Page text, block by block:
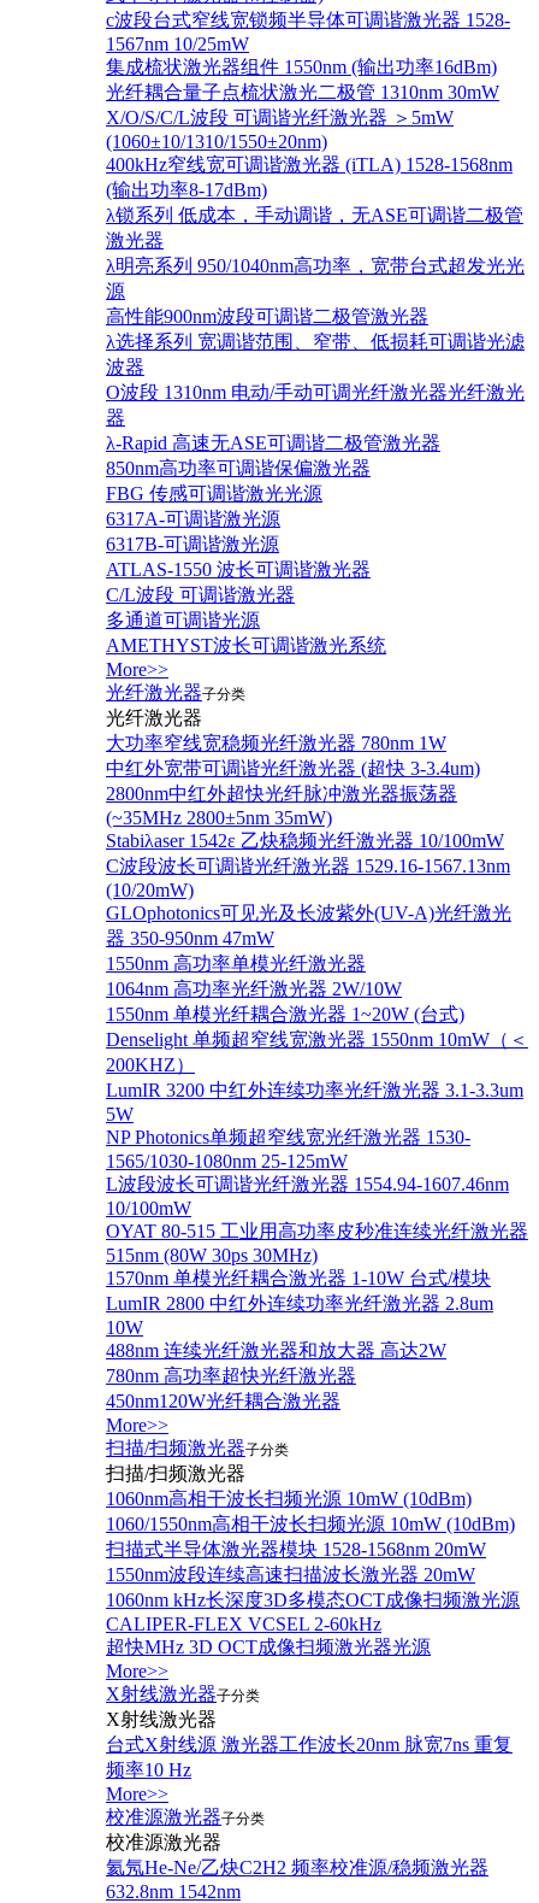
c波段台式窄线宽锁频半导体可调谐激光器 1528-
1567nm 10/25mW
集成梳状激光器组件 1550nm (输出功率16dBm)
光纤耦合量子点梳状激光二极管 1310nm 30mW
X/O/S/C/L波段 可调谐光纤激光器 ＞5mW
(1060±10/1310/1550±20nm)
400kHz窄线宽可调谐激光器 (iTLA) 1528-1568nm
(输出功率8-17dBm)
λ锁系列 低成本，手动调谐，无ASE可调谐二极管
激光器
λ明亮系列 950/1040nm高功率，宽带台式超发光光
源
高性能900nm波段可调谐二极管激光器
λ选择系列 宽调谐范围、窄带、低损耗可调谐光滤
波器
O波段 1310nm 电动/手动可调光纤激光器光纤激光
器
λ-Rapid 高速无ASE可调谐二极管激光器
850nm高功率可调谐保偏激光器
FBG 传感可调谐激光光源
6317A-可调谐激光源
6317B-可调谐激光源
ATLAS-1550 波长可调谐激光器
C/L波段 可调谐激光器
多通道可调谐光源
AMETHYST波长可调谐激光系统
More>>
光纤激光器子分类
光纤激光器
大功率窄线宽稳频光纤激光器 780nm 1W
中红外宽带可调谐光纤激光器 (超快 3-3.4um)
2800nm中红外超快光纤脉冲激光器振荡器
(~35MHz 2800±5nm 35mW)
Stabiλaser 1542ε 乙炔稳频光纤激光器 10/100mW
C波段波长可调谐光纤激光器 1529.16-1567.13nm
(10/20mW)
GLOphotonics可见光及长波紫外(UV-A)光纤激光
器 350-950nm 47mW
1550nm 高功率单模光纤激光器
1064nm 高功率光纤激光器 2W/10W
1550nm 单模光纤耦合激光器 1~20W (台式)
Denselight 单频超窄线宽激光器 1550nm 10mW（＜
200KHZ）
LumIR 3200 中红外连续功率光纤激光器 3.1-3.3um
5W
NP Photonics单频超窄线宽光纤激光器 1530-
1565/1030-1080nm 25-125mW
L波段波长可调谐光纤激光器 1554.94-1607.46nm
10/100mW
OYAT 80-515 工业用高功率皮秒准连续光纤激光器
515nm (80W 30ps 30MHz)
1570nm 单模光纤耦合激光器 1-10W 台式/模块
LumIR 2800 中红外连续功率光纤激光器 2.8um
10W
488nm 连续光纤激光器和放大器 高达2W
780nm 高功率超快光纤激光器
450nm120W光纤耦合激光器
More>>
扫描/扫频激光器子分类
扫描/扫频激光器
1060nm高相干波长扫频光源 10mW (10dBm)
1060/1550nm高相干波长扫频光源 10mW (10dBm)
扫描式半导体激光器模块 1528-1568nm 20mW
1550nm波段连续高速扫描波长激光器 20mW
1060nm kHz长深度3D多模态OCT成像扫频激光源
CALIPER-FLEX VCSEL 2-60kHz
超快MHz 3D OCT成像扫频激光器光源
More>>
X射线激光器子分类
X射线激光器
台式X射线源 激光器工作波长20nm 脉宽7ns 重复
频率10 Hz
More>>
校准源激光器子分类
校准源激光器
氦氖He-Ne/乙炔C2H2 频率校准源/稳频激光器
632.8nm 1542nm